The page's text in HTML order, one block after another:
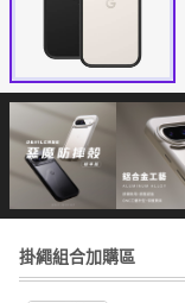
掛繩組合加購區